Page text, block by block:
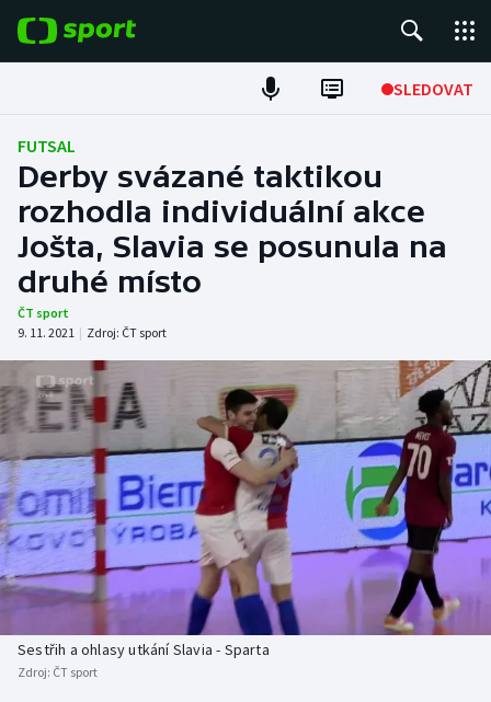
SLEDOVAT
Fotbal
Hokej
Tenis
Atletika
DALŠÍ SPORTY
Americký fotbal
Baseball a softbal
Basketbal
Biatlon
Boby a skeleton
NEPŘEHLÉDNĚTE
Soutěže
Historické návraty
Aplikace ČT sport
AZ kvíz
FUTSAL
Derby svázané taktikou
rozhodla individuální akce
Jošta, Slavia se posunula na
druhé místo
ČT sport
9. 11. 2021 | Zdroj: ČT sport
Sestřih a ohlasy utkání Slavia - Sparta
Zdroj: ČT sport